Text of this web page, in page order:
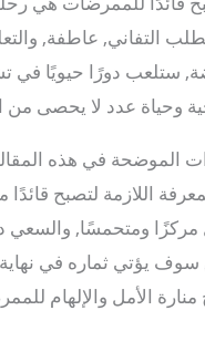
التفاني, عاطفة,
ستلعب دورًا حيويًا في
وحياة عدد لا يحصى
الموضحة في هذه
اللازمة لتصبح
ومتحمسًا, والسعي
يؤتي ثماره في
الأمل والإلهام